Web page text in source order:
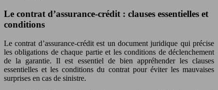
Le contrat d’assurance-crédit : clauses essentielles et
conditions
Le contrat d’assurance-crédit est un document juridique qui précise
les obligations de chaque partie et les conditions de déclenchement
de la garantie. Il est essentiel de bien appréhender les clauses
essentielles et les conditions du contrat pour éviter les mauvaises
surprises en cas de sinistre.